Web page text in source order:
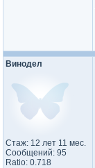
Винодел
Стаж: 12 лет 11 мес.
Сообщений: 95
Ratio: 0.718